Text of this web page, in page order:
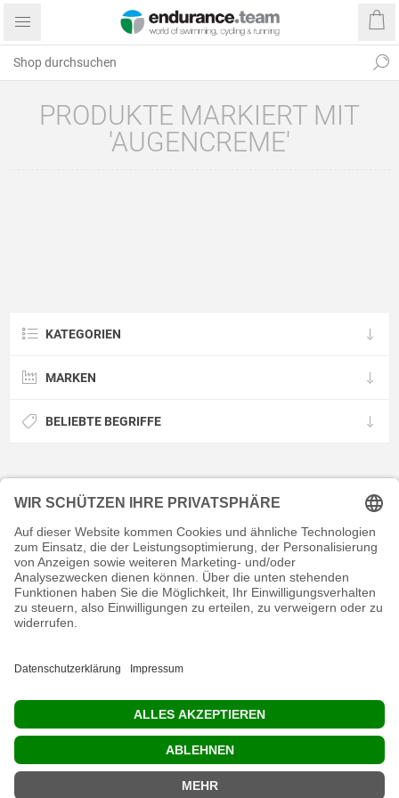
PRODUKTE MARKIERT MIT
'AUGENCREME'
KATEGORIEN
MARKEN
BELIEBTE BEGRIFFE
KONTAKT
RECHTLICHES
INFORMATIVES
MEIN KONTO